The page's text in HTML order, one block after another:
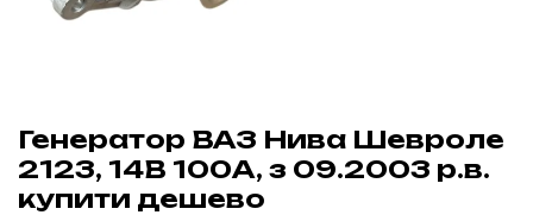
Генератор ВАЗ Нива Шевроле
2123, 14В 100А, з 09.2003 р.в.
купити дешево